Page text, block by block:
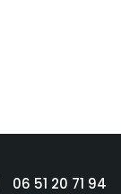
06 51 20 71 94